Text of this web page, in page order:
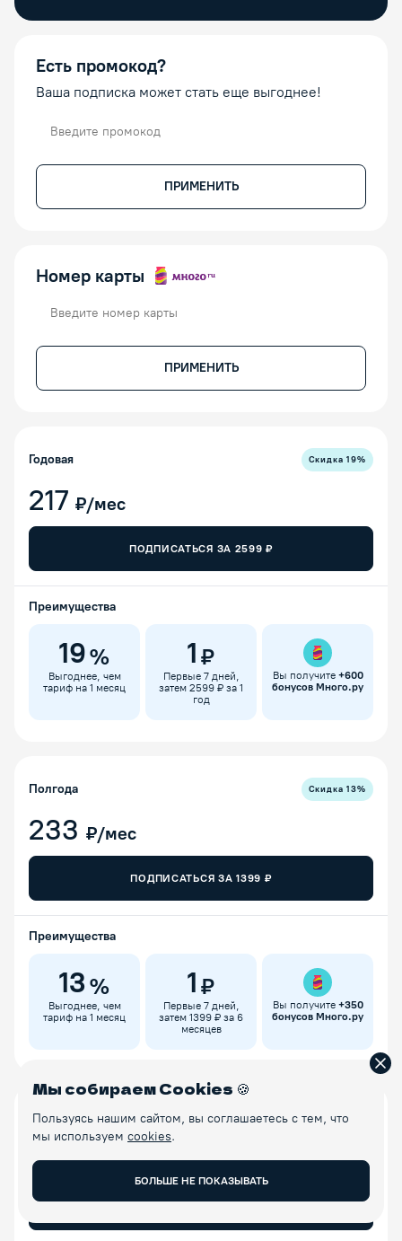
Есть промокод?
Ваша подписка может стать еще выгоднее!
ПРИМЕНИТЬ
Номер карты
ПРИМЕНИТЬ
Годовая Скидка19%
217 ₽/мес
ПОДПИСАТЬСЯ ЗА 2599 ₽
Преимущества
19%
Выгоднее, чем
тариф на 1 месяц
1 ₽
Первые 7 дней,
затем 2599 ₽ за 1
год
Вы получите +600
бонусов Много.ру
Полгода Скидка13%
233 ₽/мес
ПОДПИСАТЬСЯ ЗА1399 ₽
Преимущества
13 %
Выгоднее, чем
тариф на 1 месяц
1 ₽
Первые 7 дней,
затем 1399 ₽ за 6
месяцев
Вы получите +350
бонусов Много.ру
Ежемесячно
269 ₽/мес
Мы собираем Cookies 🍪
Пользуясь нашим сайтом, вы соглашаетесь с тем, что
мы используем cookies.
БОЛЬШЕ НЕ ПОКАЗЫВАТЬ